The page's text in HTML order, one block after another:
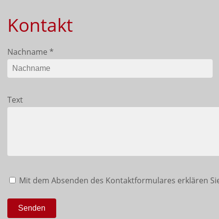
Kontakt
Nachname *
Text
Mit dem Absenden des Kontaktformulares erklären
Senden